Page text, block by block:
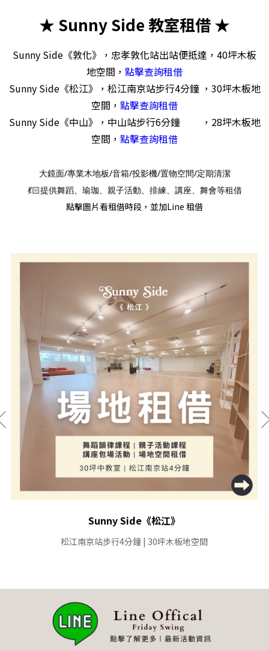
★ Sunny Side 教室租借 ★
Sunny Side《敦化》 ，忠孝敦化站出站便抵達，40坪木板
地空間， 點擊查詢租借
Sunny Side《松江》 ，松江南京站步行4分鐘 ，30坪木板地
空間， 點擊查詢租借
Sunny Side《中山》 ，中山站步行6分鐘 ，28坪木板地
空間， 點擊查詢租借
大鏡面/專業木地板/音箱/投影機/置物空間/定期清潔
💃🏻提供舞蹈、瑜珈、親子活動、排練、講座、舞會等租借
點擊圖片看租借時段，並加Line 租借
Sunny Side《松江》
松江南京站步行4分鐘 | 30坪木板地空間